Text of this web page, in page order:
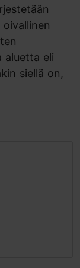
aluetta eli
siellä on,